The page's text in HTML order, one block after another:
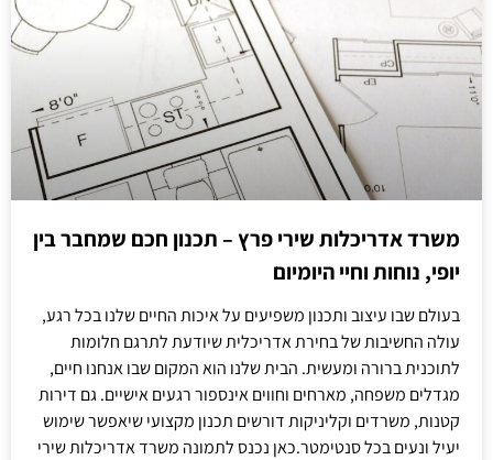
משרד אדריכלות שירי פרץ – תכנון חכם שמחבר בין
יופי, נוחות וחיי היומיום
בעולם שבו עיצוב ותכנון משפיעים על איכות החיים שלנו בכל רגע,
עולה החשיבות של בחירת אדריכלית שיודעת לתרגם חלומות
לתוכנית ברורה ומעשית. הבית שלנו הוא המקום שבו אנחנו חיים,
מגדלים משפחה, מארחים וחווים אינספור רגעים אישיים. גם דירות
קטנות, משרדים וקליניקות דורשים תכנון מקצועי שיאפשר שימוש
יעיל ונעים בכל סנטימטר.כאן נכנס לתמונה משרד אדריכלות שירי